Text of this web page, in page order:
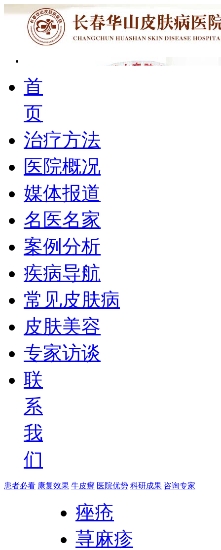
首
页
治疗方法
医院概况
媒体报道
名医名家
案例分析
疾病导航
常见皮肤病
皮肤美容
专家访谈
联
系
我
们
患者必看 康复效果 牛皮癣 医院优势 科研成果 咨询专家
痤疮
荨麻疹